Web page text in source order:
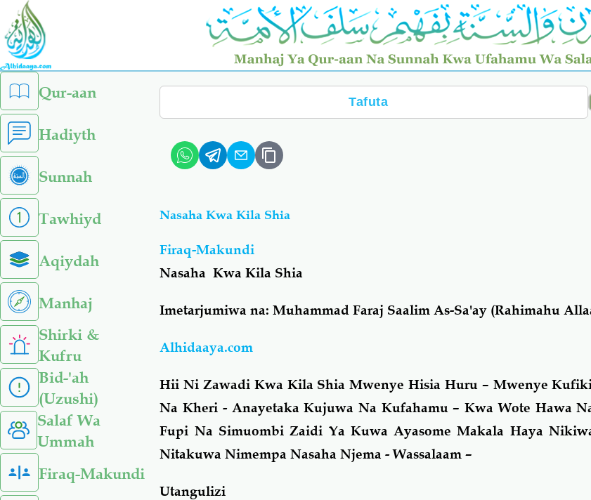
Skip
main
content
left
sidebar
menu
Qur-aan
Hadiyth
Sunnah
Tawhiyd
Aqiydah
Manhaj
Shirki &
Kufru
Bid-'ah
(Uzushi)
Salaf Wa
Ummah
Firaq-Makundi
Search
Nasaha Kwa Kila Shia
Firaq-Makundi
Nasaha Kwa Kila Shia
Imetarjumiwa na: Muhammad Faraj Saalim As-Sa'ay (Rahimahu
Alhidaaya.com
Hii Ni Zawadi Kwa Kila Shia Mwenye Hisia Huru – Mwenye
Na Kheri - Anayetaka Kujuwa Na Kufahamu – Kwa Wote Hawa
Fupi Na Simuombi Zaidi Ya Kuwa Ayasome Makala Haya
Nitakuwa Nimempa Nasaha Njema - Wassalaam –
Utangulizi